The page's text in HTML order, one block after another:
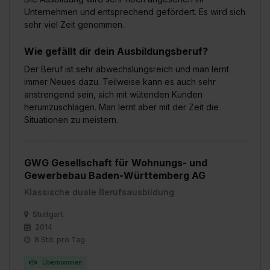
Unternehmen und entsprechend gefördert. Es wird sich
sehr viel Zeit genommen.
Wie gefällt dir dein Ausbildungsberuf?
Der Beruf ist sehr abwechslungsreich und man lernt
immer Neues dazu. Teilweise kann es auch sehr
anstrengend sein, sich mit wütenden Kunden
herumzuschlagen. Man lernt aber mit der Zeit die
Situationen zu meistern.
GWG Gesellschaft für Wohnungs- und
Gewerbebau Baden-Württemberg AG
Klassische duale Berufsausbildung
Stuttgart
2014
8 Std. pro Tag
Übernommen